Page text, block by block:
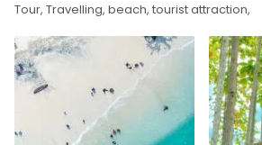
Tour, Travelling, beach, tourist attraction,